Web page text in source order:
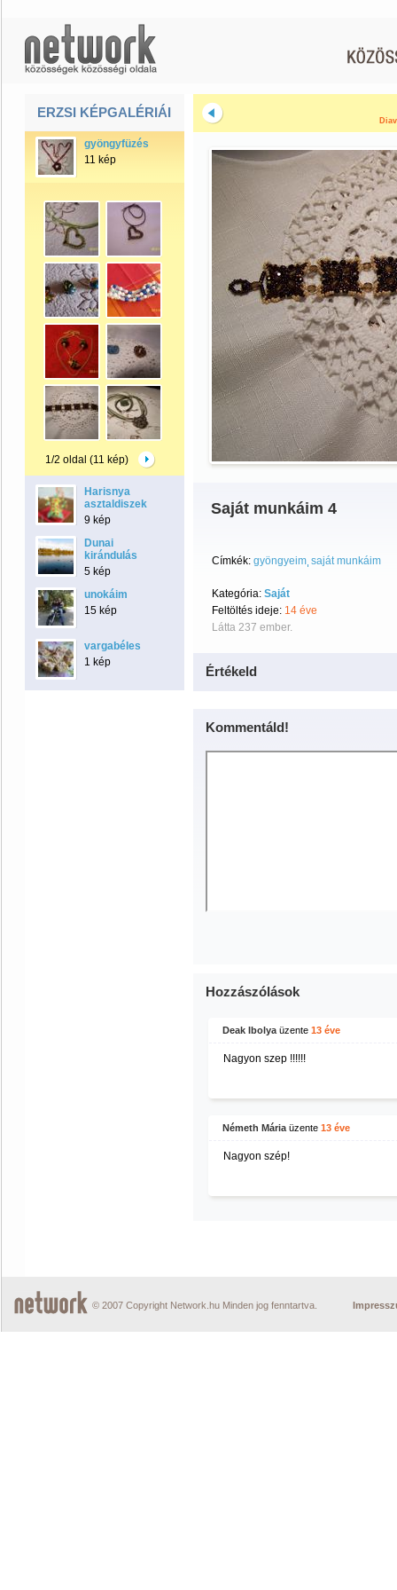
ERZSI KÉPGALÉRIÁI
gyöngyfüzés
11 kép
1/2 oldal (11 kép)
Harisnya
asztaldiszek
9 kép
Dunai
kirándulás
5 kép
unokáim
15 kép
vargabéles
1 kép
Saját munkáim 4
Címkék: gyöngyeim saját munkáim
Kategória: Saját
Feltöltés ideje: 14 éve
Látta 237 ember.
Értékeld
Kommentáld!
Hozzászólások
Deak Ibolya üzente 13 éve
Nagyon szep !!!!!!
Németh Mária üzente 13 éve
Nagyon szép!
© 2007 Copyright Network.hu Minden jog fenntartva.